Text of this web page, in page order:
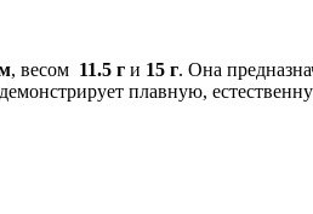
, весом 11.5 г и 15 г. Она
плавную,